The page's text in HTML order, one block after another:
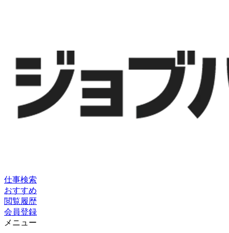
仕事検索
おすすめ
閲覧履歴
会員登録
メニュー